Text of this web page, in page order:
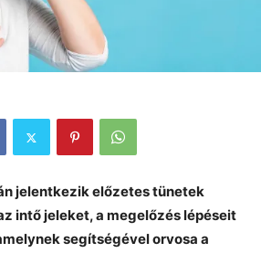
jelentkezik előzetes tünetek
intő jeleket, a megelőzés lépéseit
segítségével orvosa a